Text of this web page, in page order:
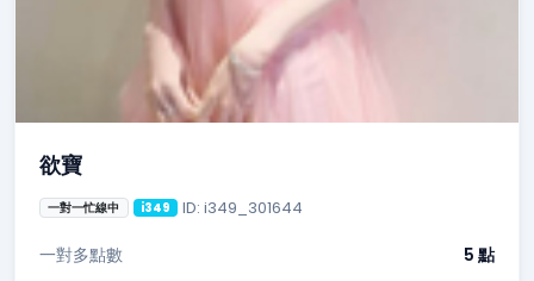
欲寶
一對一忙線中 i349 ID: i349_301644
一對多點數
5 點